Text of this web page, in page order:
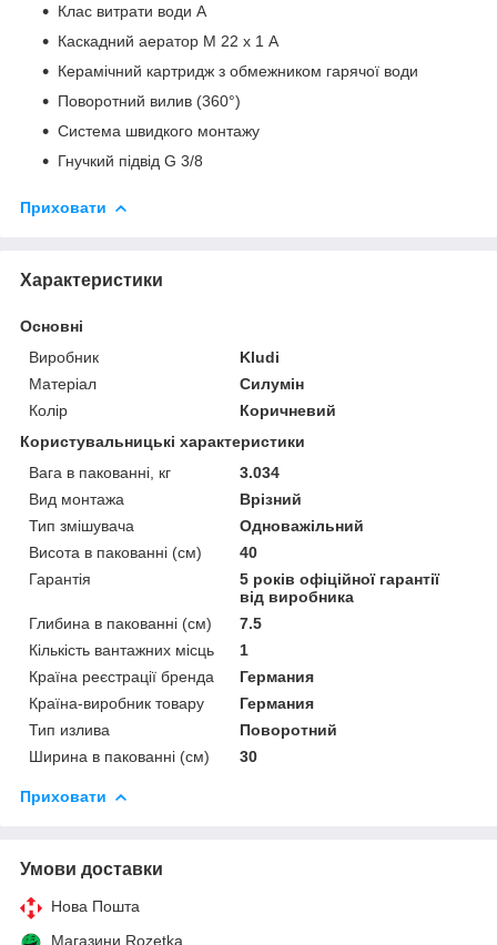
Клас витрати води А
Каскадний аератор М 22 х 1 А
Керамічний картридж з обмежником гарячої води
Поворотний вилив (360°)
Система швидкого монтажу
Гнучкий підвід G 3/8
Приховати
Характеристики
Основні
Виробник
Kludi
Матеріал
Силумін
Колір
Коричневий
Користувальницькі характеристики
Вага в пакованні, кг
3.034
Вид монтажа
Врізний
Тип змішувача
Одноважільний
Висота в пакованні (см)
40
Гарантія
5 років офіційної гарантії
від виробника
Глибина в пакованні (см)
7.5
Кількість вантажних місць
1
Країна реєстрації бренда
Германия
Країна-виробник товару
Германия
Тип излива
Поворотний
Ширина в пакованні (см)
30
Приховати
Умови доставки
Нова Пошта
Магазини Rozetka